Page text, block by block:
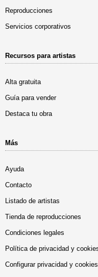
Reproducciones
Servicios corporativos
Recursos para artistas
Alta gratuita
Guía para vender
Destaca tu obra
Más
Ayuda
Contacto
Listado de artistas
Tienda de reproducciones
Condiciones legales
Política de privacidad y
Configurar privacidad y cookies